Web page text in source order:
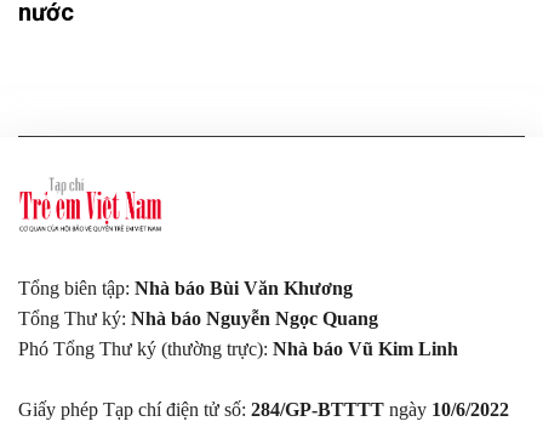
nước
Tổng biên tập: Nhà báo Bùi Văn Khương
Tổng Thư ký: Nhà báo Nguyễn Ngọc Quang
Phó Tổng Thư ký (thường trực): Nhà báo Vũ Kim Linh
Giấy phép Tạp chí điện tử số: 284/GP-BTTTT ngày 10/6/2022